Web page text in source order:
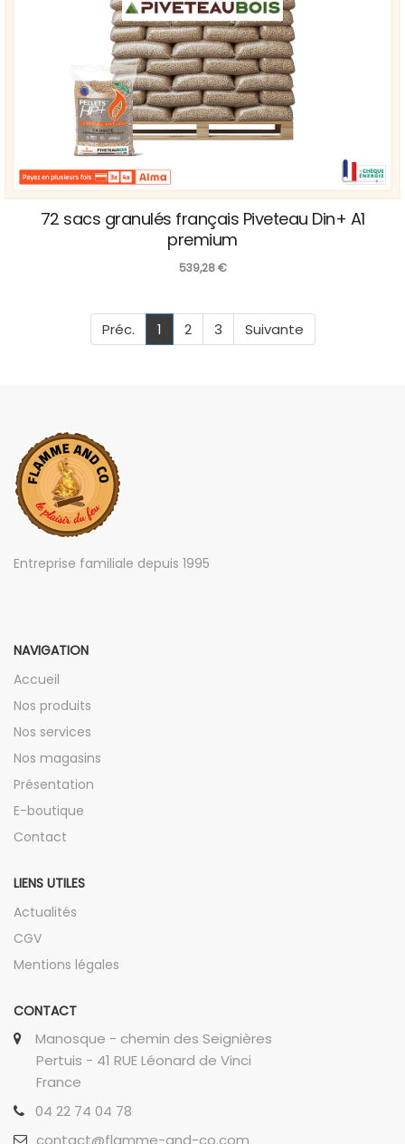
72 sacs granulés français Piveteau Din+ A1
premium
539,28€
Préc. 1 2 3 Suivante
Entreprise familiale depuis 1995
NAVIGATION
Accueil
Nos produits
Nos services
Nos magasins
Présentation
E-boutique
Contact
LIENS UTILES
Actualités
CGV
Mentions légales
CONTACT
Manosque - chemin des Seignières
Pertuis - 41 RUE Léonard de Vinci
France
04 22 74 04 78
contact@flamme-and-co.com